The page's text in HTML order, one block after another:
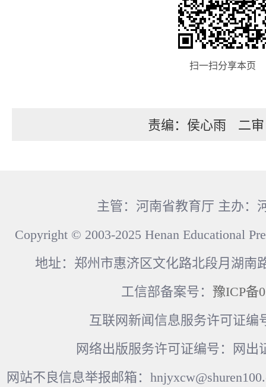
扫一扫分享本页
责编：侯心雨 二
主管：河南省教育厅 主办：
Copyright © 2003-2025 Henan Educational
地址：郑州市惠济区文化路北段月湖南
工信部备案号： 豫ICP备
互联网新闻信息服务许可证编
网络出版服务许可证编号：网出
网站不良信息举报邮箱：